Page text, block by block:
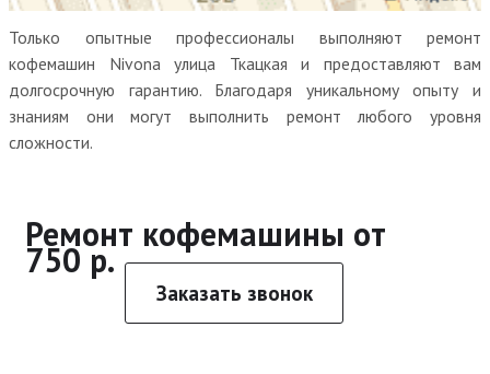
Только опытные профессионалы выполняют ремонт
кофемашин Nivona улица Ткацкая и предоставляют вам
долгосрочную гарантию. Благодаря уникальному опыту и
знаниям они могут выполнить ремонт любого уровня
сложности.
Ремонт кофемашины от
750 р.
Заказать звонок